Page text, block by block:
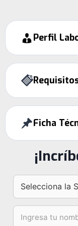
Perfil
Ficha